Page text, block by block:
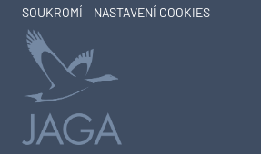
SOUKROMÍ – NASTAVENÍ COOKIES